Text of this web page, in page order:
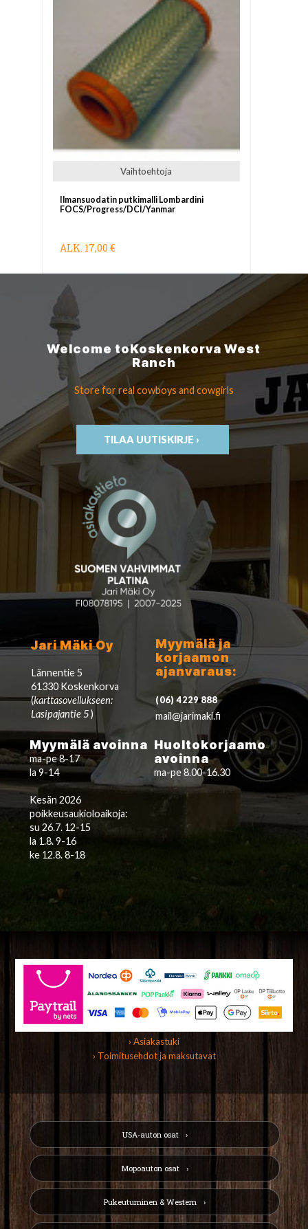
Vaihtoehtoja
Ilmansuodatin putkimalli Lombardini
FOCS/Progress/DCI/Yanmar
ALK. 17,00 €
Welcome toKoskenkorvaWest
Ranch
Store for real cowboys and cowgirls
TILAA UUTISKIRJE ›
Jari Mäki Oy
Lännentie 5
61330 Koskenkorva
(karttasovellukseen:
Lasipajantie 5)
Myymälä ja
korjaamon
ajanvaraus:
(06) 4229 888
mail@jarimaki.fi
Myymälä avoinna
ma-pe 8-17
la 9-14
Kesän 2026
poikkeusaukioloaikoja:
su 26.7. 12-15
la 1.8. 9-16
ke 12.8. 8-18
Huoltokorjaamo
avoinna
ma-pe 8.00-16.30
› Asiakastuki
› Toimitusehdot ja maksutavat
USA-auton osat
Mopoauton osat
Pukeutuminen & Western